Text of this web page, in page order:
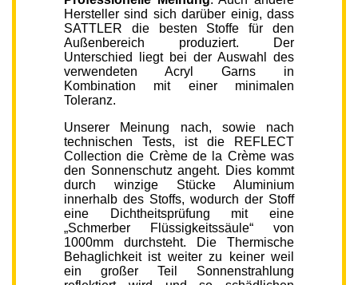
Hersteller sind sich darüber einig, dass
SATTLER die besten Stoffe für den
Außenbereich produziert. Der
Unterschied liegt bei der Auswahl des
verwendeten Acryl Garns in
Kombination mit einer minimalen
Toleranz.
Unserer Meinung nach, sowie nach
technischen Tests, ist die REFLECT
Collection die Crème de la Crème was
den Sonnenschutz angeht. Dies kommt
durch winzige Stücke Aluminium
innerhalb des Stoffs, wodurch der Stoff
eine Dichtheitsprüfung mit eine
„Schmerber Flüssigkeitssäule“ von
1000mm durchsteht. Die Thermische
Behaglichkeit ist weiter zu keiner weil
ein großer Teil Sonnenstrahlung